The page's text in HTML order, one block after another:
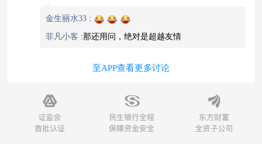
金生丽水33 :
菲凡小客 :那还用问，绝对是超越友情
至APP查看更多讨论